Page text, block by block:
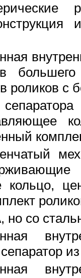
роликов с
кольцо,
но со